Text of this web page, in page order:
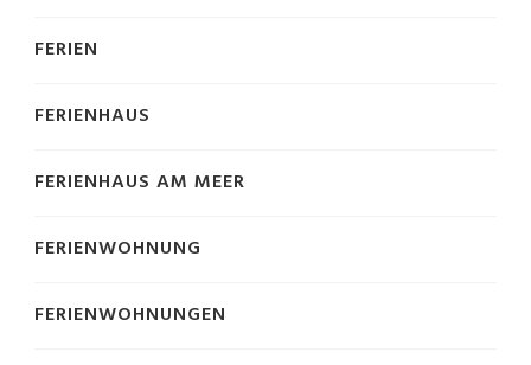
FERIEN
FERIENHAUS
FERIENHAUS AM MEER
FERIENWOHNUNG
FERIENWOHNUNGEN